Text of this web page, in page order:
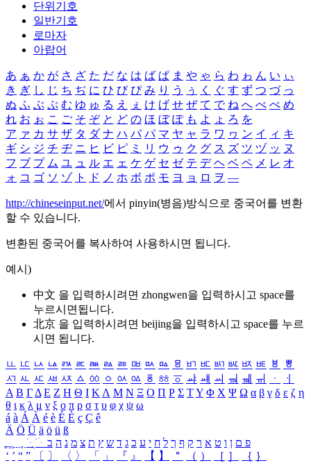
단위기호
일반기호
로마자
아랍어
あ ぁ か が さ ざ た だ な は ば ぱ ま や ゃ ら わ ゎ ん い ぃ
き ぎ し じ ち ぢ に ひ び ぴ み り う ぅ く ぐ す ず つ づ っ
ぬ ふ ぶ ぷ む ゆ ゅ る え ぇ け げ せ ぜ て で ね へ べ ぺ め
れ お ぉ こ ご そ ぞ と ど の ほ ぼ ぽ も よ ょ ろ を
ア ァ カ サ ザ タ ダ ナ ハ バ パ マ ヤ ャ ラ ワ ヮ ン イ ィ キ
ギ シ ジ チ ヂ ニ ヒ ビ ピ ミ リ ウ ゥ ク グ ス ズ ツ ヅ ッ ヌ
フ ブ プ ム ユ ュ ル エ ェ ケ ゲ セ ゼ テ デ ヘ ベ ペ メ レ オ
ォ コ ゴ ソ ゾ ト ド ノ ホ ボ ポ モ ヨ ョ ロ ヲ ―
http://chineseinput.net/에서 pinyin(병음)방식으로 중국어를 변환
할 수 있습니다.
변환된 중국어를 복사하여 사용하시면 됩니다.
예시)
中文 을 입력하시려면 zhongwen을 입력하시고 space를
누르시면됩니다.
北京 을 입력하시려면 beijing을 입력하시고 space를 누르
시면 됩니다.
ㅥ ㅦ ㅧ ㅨ ㅩ ㅪ ㅫ ㅬ ㅭ ㅮ ㅯ ㅰ ㅱ ㅲ ㅳ ㅴ ㅵ ㅶ ㅷ ㅸ
ㅹ
ㅺ ㅻ ㅼ ㅽ ㅾ ㅿ ㆀ ㆁ ㆂ ㆃ ㆄ ㆅ ㆆ ㆇ ㆈ ㆉ ㆊ ㆋ ㆌ ㆍ
ㆎ
Α Β ΓΔ Ε Ζ Η Θ Ι ΚΛ Μ Ν Ξ Ο Π Ρ Σ ΤΥ Φ Χ Ψ Ω α β γ δ ε ζ η
θ ι κ λ μ ν ξ ο π ρ σ τ υ φ χ ψ ω
á à Á À é è É È ç Ç ê
Ä Ö Ü ä ö ü ß
ִֶֹ ֻּ ׁׂ פ ם ן ו ט א ר ק ף ך ל ח י ע כ ג ד ש ץ ת צ מ נ ה ב
‘ ’ “ ” 〔 〕 〈 〉 「 」 『 』 【 】 ＂ （ ） ［ ］ ｛ ｝